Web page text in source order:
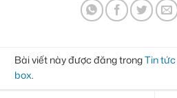
Bài viết này được đăng trongTin tức
box.